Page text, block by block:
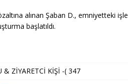
alınan Şaban D., emniyetteki
başlatıldı.
& ZİYARETCİ KİŞİ -( 347